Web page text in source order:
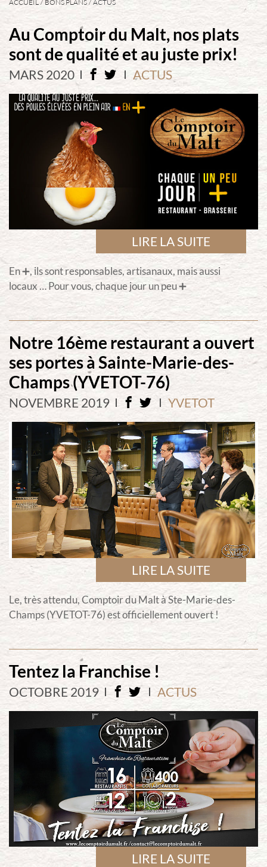
ACCUEIL BONS PLANS ACTUS
Au Comptoir du Malt, nos plats
sont de qualité et au juste prix!
MARS 2020 ACTUS
LIRE LA SUITE
En ➕, ils sont responsables, artisanaux, mais aussi
locaux … Pour vous, chaque jour un peu ➕
Notre 16ème restaurant a ouvert
ses portes à Sainte-Marie-des-
Champs (YVETOT-76)
NOVEMBRE 2019 YVETOT
LIRE LA SUITE
Le, très attendu, Comptoir du Malt à Ste-Marie-des-
Champs (YVETOT-76) est officiellement ouvert !
Tentez la Franchise !
OCTOBRE 2019 ACTUS
LIRE LA SUITE